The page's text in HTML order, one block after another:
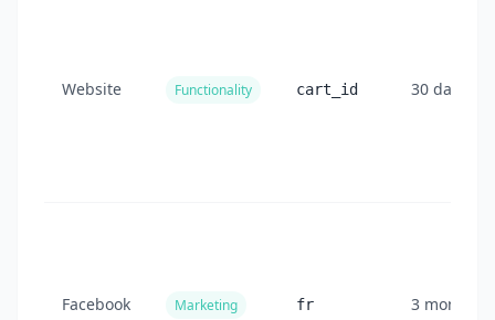
Website Functionality cart_id 30 days
Facebook Marketing fr 3 months